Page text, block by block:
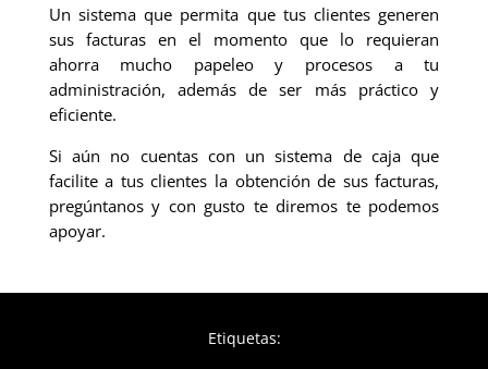
Un sistema que permita que tus clientes generen
sus facturas en el momento que lo requieran
ahorra mucho papeleo y procesos a tu
administración, además de ser más práctico y
eficiente.
Si aún no cuentas con un sistema de caja que
facilite a tus clientes la obtención de sus facturas,
pregúntanos y con gusto te diremos te podemos
apoyar.
Etiquetas: